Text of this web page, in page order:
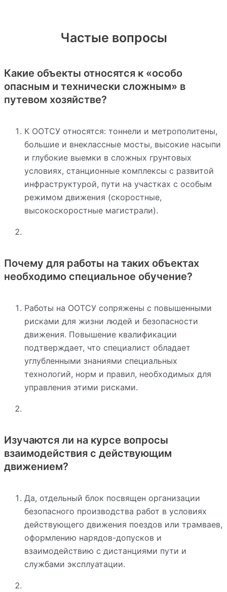
Частые вопросы
Какие объекты относятся к «особо
опасным и технически сложным» в
путевом хозяйстве?
К ООТСУ относятся: тоннели и метрополитены,
большие и внеклассные мосты, высокие насыпи
и глубокие выемки в сложных грунтовых
условиях, станционные комплексы с развитой
инфраструктурой, пути на участках с особым
режимом движения (скоростные,
высокоскоростные магистрали).
Почему для работы на таких объектах
необходимо специальное обучение?
Работы на ООТСУ сопряжены с повышенными
рисками для жизни людей и безопасности
движения. Повышение квалификации
подтверждает, что специалист обладает
углубленными знаниями специальных
технологий, норм и правил, необходимых для
управления этими рисками.
Изучаются ли на курсе вопросы
взаимодействия с действующим
движением?
Да, отдельный блок посвящен организации
безопасного производства работ в условиях
действующего движения поездов или трамваев,
оформлению нарядов-допусков и
взаимодействию с дистанциями пути и
службами эксплуатации.